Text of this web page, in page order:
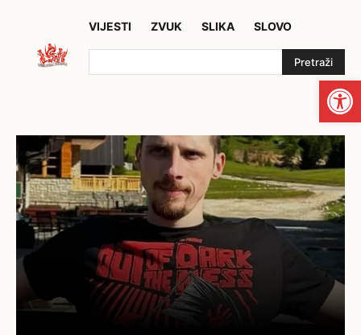
VIJESTI ZVUK SLIKA SLOVO
Pretraži